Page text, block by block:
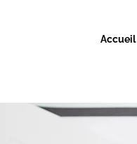
Accueil